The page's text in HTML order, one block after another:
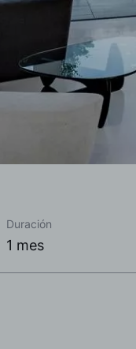
Duración
1 mes